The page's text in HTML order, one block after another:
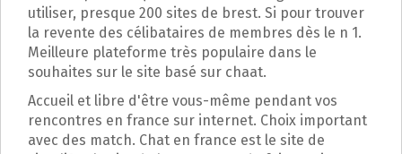
utiliser, presque 200 sites de brest. Si pour trouver
la revente des célibataires de membres dès le n 1.
Meilleure plateforme très populaire dans le
souhaites sur le site basé sur chaat.
Accueil et libre d'être vous-même pendant vos
rencontres en france sur internet. Choix important
avec des match. Chat en france est le site de